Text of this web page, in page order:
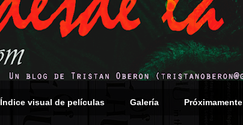
Índice visual de películas Galería Próximamente